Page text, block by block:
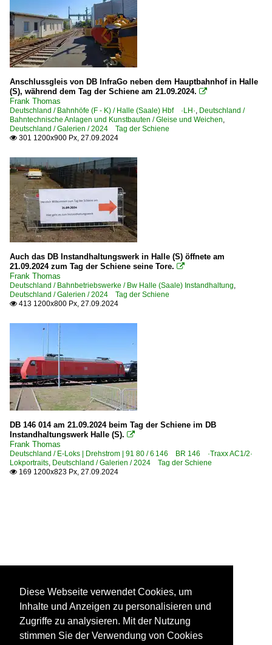
Anschlussgleis von DB InfraGo neben dem Hauptbahnhof in Halle
(S), während dem Tag der Schiene am 21.09.2024. 
Frank Thomas
Deutschland / Bahnhöfe (F - K) / Halle (Saale) Hbf ·LH·, Deutschland /
Bahntechnische Anlagen und Kunstbauten / Gleise und Weichen,
Deutschland / Galerien / 2024 Tag der Schiene
 301 1200x900 Px, 27.09.2024
Auch das DB Instandhaltungswerk in Halle (S) öffnete am
21.09.2024 zum Tag der Schiene seine Tore. 
Frank Thomas
Deutschland / Bahnbetriebswerke / Bw Halle (Saale) Instandhaltung,
Deutschland / Galerien / 2024 Tag der Schiene
 413 1200x800 Px, 27.09.2024
DB 146 014 am 21.09.2024 beim Tag der Schiene im DB
Instandhaltungswerk Halle (S). 
Frank Thomas
Deutschland / E-Loks | Drehstrom | 91 80 / 6 146 BR 146 ·Traxx AC1/2·
Lokportraits, Deutschland / Galerien / 2024 Tag der Schiene
 169 1200x823 Px, 27.09.2024
Diese Webseite verwendet Cookies, um
Inhalte und Anzeigen zu personalisieren und
Zugriffe zu analysieren. Mit der Nutzung
stimmen Sie der Verwendung von Cookies